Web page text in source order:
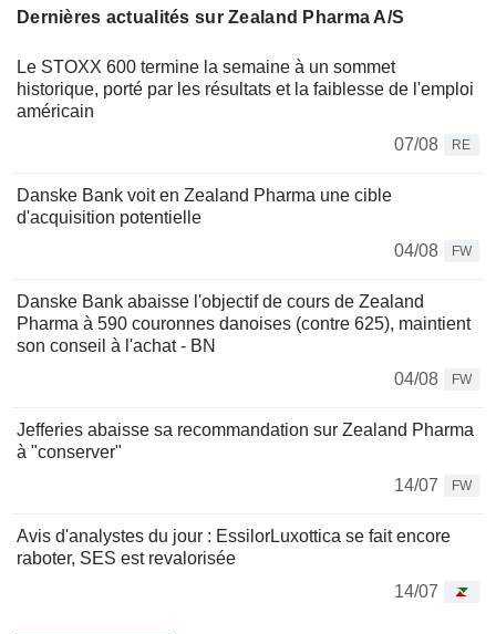
Dernières actualités sur Zealand Pharma A/S
Le STOXX 600 termine la semaine à un sommet
historique, porté par les résultats et la faiblesse de l'emploi
américain
07/08
RE
Danske Bank voit en Zealand Pharma une cible
d'acquisition potentielle
04/08
FW
Danske Bank abaisse l'objectif de cours de Zealand
Pharma à 590 couronnes danoises (contre 625), maintient
son conseil à l'achat - BN
04/08
FW
Jefferies abaisse sa recommandation sur Zealand Pharma
à "conserver"
14/07
FW
Avis d'analystes du jour : EssilorLuxottica se fait encore
raboter, SES est revalorisée
14/07